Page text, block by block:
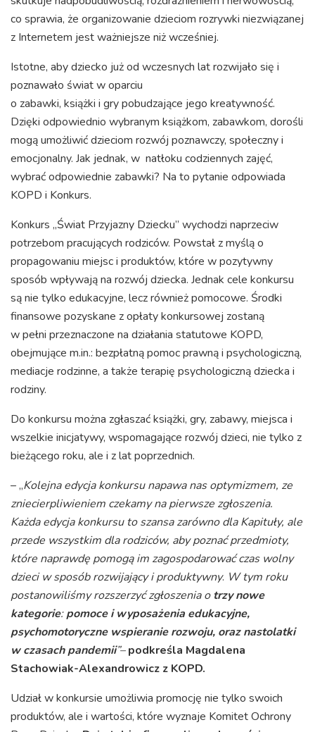
co sprawia, że organizowanie dzieciom rozrywki niezwiązanej
z Internetem jest ważniejsze niż wcześniej.
Istotne, aby dziecko już od wczesnych lat rozwijało się i
poznawało świat w oparciu
o zabawki, książki i gry pobudzające jego kreatywność.
Dzięki odpowiednio wybranym książkom, zabawkom, dorośli
mogą umożliwić dzieciom rozwój poznawczy, społeczny i
emocjonalny. Jak jednak, w natłoku codziennych zajęć,
wybrać odpowiednie zabawki? Na to pytanie odpowiada
KOPD i Konkurs.
Konkurs „Świat Przyjazny Dziecku” wychodzi naprzeciw
potrzebom pracujących rodziców. Powstał z myślą o
propagowaniu miejsc i produktów, które w pozytywny
sposób wpływają na rozwój dziecka. Jednak cele konkursu
są nie tylko edukacyjne, lecz również pomocowe. Środki
finansowe pozyskane z opłaty konkursowej zostaną
w pełni przeznaczone na działania statutowe KOPD,
obejmujące m.in.: bezpłatną pomoc prawną i psychologiczną,
mediacje rodzinne, a także terapię psychologiczną dziecka i
rodziny.
Do konkursu można zgłaszać książki, gry, zabawy, miejsca i
wszelkie inicjatywy, wspomagające rozwój dzieci, nie tylko z
bieżącego roku, ale i z lat poprzednich.
– „Kolejna edycja konkursu napawa nas optymizmem, ze
zniecierpliwieniem czekamy na pierwsze zgłoszenia.
Każda edycja konkursu to szansa zarówno dla Kapituły, ale
przede wszystkim dla rodziców, aby poznać przedmioty,
które naprawdę pomogą im zagospodarować czas wolny
dzieci w sposób rozwijający i produktywny. W tym roku
postanowiliśmy rozszerzyć zgłoszenia otrzy nowe
kategorie:pomoce i wyposażenia edukacyjne,
psychomotoryczne wspieranie rozwoju, oraz nastolatki
w czasach pandemii”–podkreśla Magdalena
Stachowiak-Alexandrowicz z KOPD.
Udział w konkursie umożliwia promocję nie tylko swoich
produktów, ale i wartości, które wyznaje Komitet Ochrony